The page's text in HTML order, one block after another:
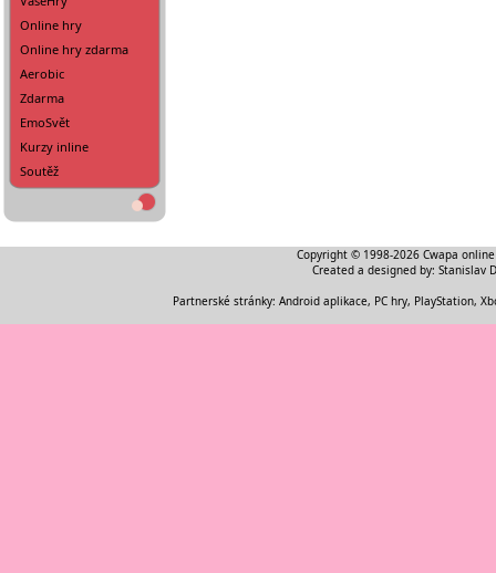
Online hry
Online hry zdarma
Aerobic
Zdarma
EmoSvět
Kurzy inline
Soutěž
Copyright © 1998-2026 Cwapa
Created a designed by: Stanislav
Partnerské stránky: Android aplikace, PC hry, PlayStation,